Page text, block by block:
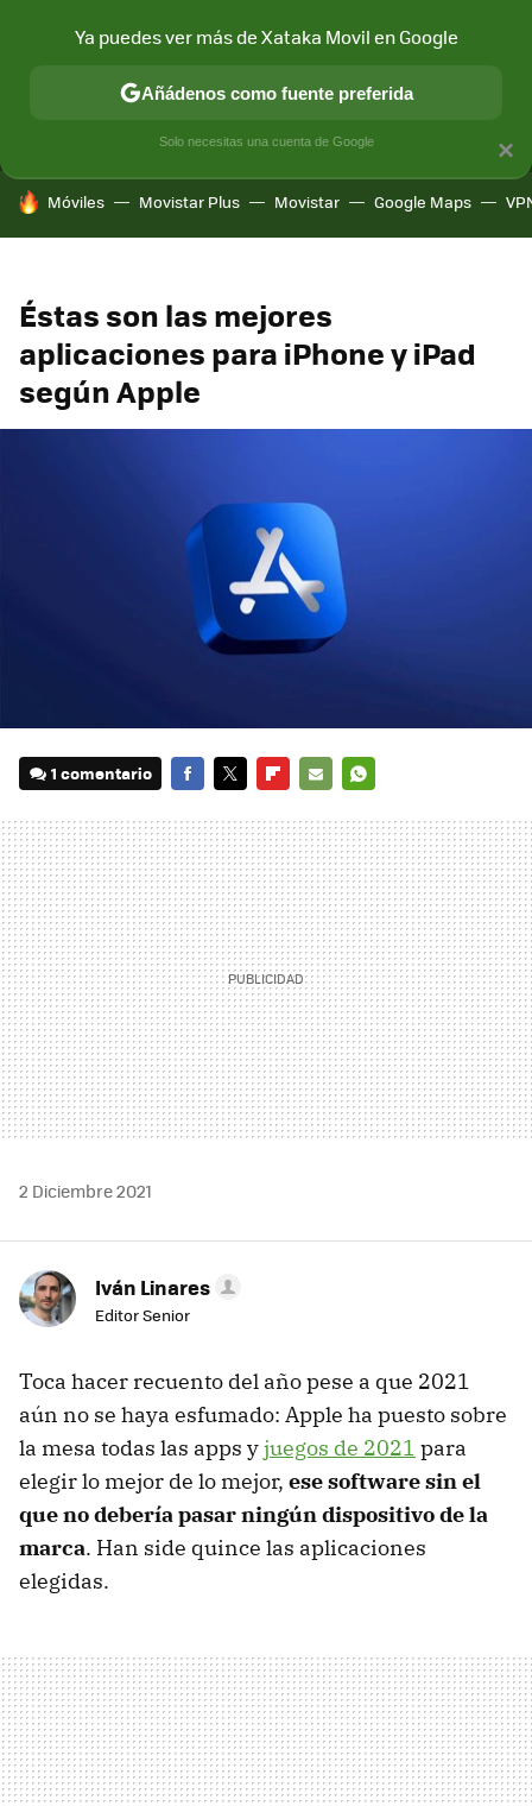
MÓVIL Y SOCIEDAD APLICACIONES
HOY SE HABLA DE
Móviles Movistar Plus Movistar Google Maps
Éstas son las mejores
aplicaciones para iPhone y iPad
según Apple
1 comentario
MAIL
2 Diciembre 2021
Iván Linares
Editor Senior
Toca hacer recuento del año pese a que 2021
aún no se haya esfumado: Apple ha puesto sobre
la mesa todas las apps yjuegos de 2021 para
elegir lo mejor de lo mejor, ese software sin el
que no debería pasar ningún dispositivo de la
marca. Han side quince las aplicaciones
elegidas.
×
Ya puedes ver más de Xataka Movil en Google
Añádenos como fuente preferida
Solo necesitas una cuenta de Google